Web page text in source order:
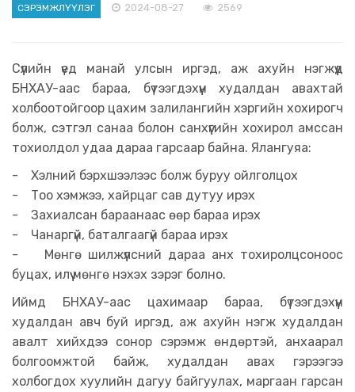
СЭРЭМЖЛҮҮЛЭГ 2024-08-27 2569
Сүүлийн үед манай улсын иргэд, аж ахуйн нэгжүүд
БНХАУ-аас бараа, бүтээгдэхүүн худалдан авахтай
холбоотойгоор цахим залилангийн хэргийн хохирогч
болж, сэтгэл санаа болон санхүүгийн хохирол амссан
тохиолдол удаа дараа гарсаар байна. Ялангуяа:
- Хэлний бэрхшээлээс болж буруу ойлголцох
- Тоо хэмжээ, хайрцаг сав дутуу ирэх
- Захиалсан бараанаас өөр бараа ирэх
- Чанаргүй, баталгаагүй бараа ирэх
- Мөнгө шилжүүлсний дараа анх тохиролцсоноос
буцах, илүү мөнгө нэхэх зэрэг болно.
Иймд БНХАУ-аас цахимаар бараа, бүтээгдэхүүн
худалдан авч буй иргэд, аж ахуйн нэгж худалдан
авалт хийхдээ сонор сэрэмж өндөртэй, анхаарал
болгоомжтой байж, худалдан авах гэрээгээ
холбогдох хуулийн дагуу байгуулах, маргаан гарсан